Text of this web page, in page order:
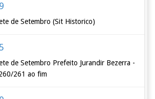
de Setembro (Sit Historico)
de Setembro Prefeito Jurandir Bezerra -
261 ao fim